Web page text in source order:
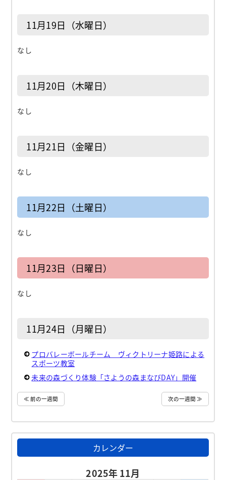
11月19日（水曜日）
なし
11月20日（木曜日）
なし
11月21日（金曜日）
なし
11月22日（土曜日）
なし
11月23日（日曜日）
なし
11月24日（月曜日）
プロバレーボールチーム ヴィクトリーナ姫路による
スポーツ教室
未来の森づくり体験「さようの森まなびDAY」開催
≪ 前の一週間 次の一週間 ≫
カレンダー
2025年 11月